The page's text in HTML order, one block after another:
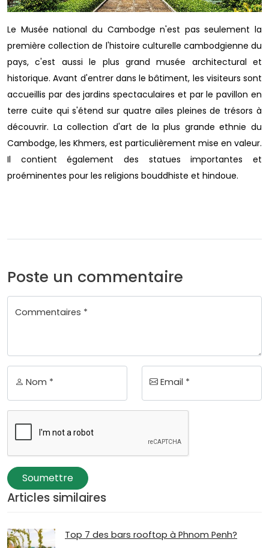
Le Musée national du Cambodge n'est pas seulement la
première collection de l'histoire culturelle cambodgienne du
pays, c'est aussi le plus grand musée architectural et
historique. Avant d'entrer dans le bâtiment, les visiteurs sont
accueillis par des jardins spectaculaires et par le pavillon en
terre cuite qui s'étend sur quatre ailes pleines de trésors à
découvrir. La collection d'art de la plus grande ethnie du
Cambodge, les Khmers, est particulièrement mise en valeur.
Il contient également des statues importantes et
proéminentes pour les religions bouddhiste et hindoue.
Poste un commentaire
Commentaires *
Nom * Email *
Soumettre
Articles similaires
Top 7 des bars rooftop à Phnom Penh?